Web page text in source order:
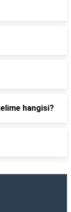
hangisi?